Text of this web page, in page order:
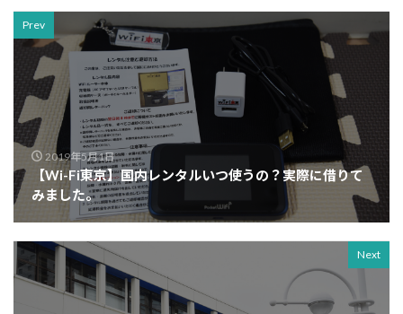
Prev
2019年5月1日
【Wi-Fi東京】国内レンタルいつ使うの？実際に借りて
みました。
Next